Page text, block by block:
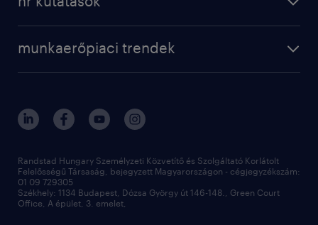
munkaerőpiaci trendek
Randstad Hungary Személyzeti Közvetítő és Szolgáltató Korlátolt
Felelősségű Társaság, bejegyzett Magyarországon - cégjegyzékszám:
01 09 729305
Székhely: 1134 Budapest, Dózsa György út 146-148., Green Court
Office, A épület, 3. emelet,